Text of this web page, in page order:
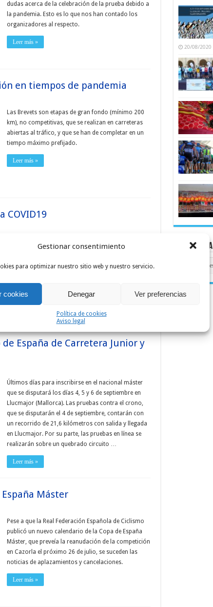
Gestionar consentimiento
para optimizar nuestro sitio web y nuestro servicio.
cookies Denegar Ver preferencias
Política de cookies
Aviso legal
dudas acerca de la celebración de la prueba debido a
la pandemia. Esto es lo que nos han contado los
organizadores al respecto.
Leer más »
en tiempos de pandemia
Las Brevets son etapas de gran fondo (mínimo 200
km), no competitivas, que se realizan en carreteras
abiertas al tráfico, y que se han de completar en un
tiempo máximo prefijado.
Leer más »
COVID19
informaba a la OMS sobre la aparición de casos de
«neumonía viral» en Wuhan.
España de Carretera Junior y
Últimos días para inscribirse en el nacional máster
que se disputará los días 4, 5 y 6 de septiembre en
Llucmajor (Mallorca). Las pruebas contra el crono,
que se disputarán el 4 de septiembre, contarán con
un recorrido de 21,6 kilómetros con salida y llegada
en Llucmajor. Por su parte, las pruebas en línea se
realizarán sobre un quebrado circuito …
Leer más »
Máster
Pese a que la Real Federación Española de Ciclismo
publicó un nuevo calendario de la Copa de España
Máster, que preveía la reanudación de la competición
en Cazorla el próximo 26 de julio, se suceden las
noticias de aplazamientos y cancelaciones.
Leer más »
20/08/2020
Hemeroteca